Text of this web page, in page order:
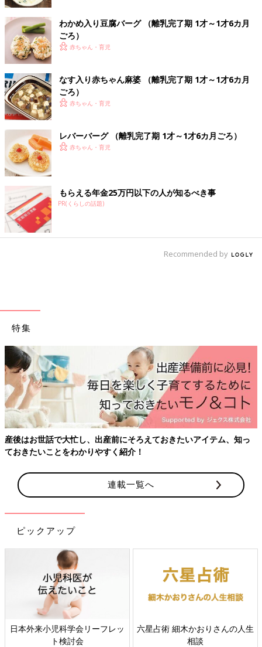
どビタミン類を含む食材を使った、体の調子を
え
方・レシピ 離乳食完了期1歳 ～1歳6ヶ月
などタンパク質を含む食材を使った、体をつく
（バンバンジー）
かつおの立田揚げ 作り方・レシピ 離乳
などタンパク質を含む食材を使った、体をつく
るタンパク質のレシピをご紹介。かつおの立田
離乳食完了期1歳 ～1歳6ヶ月・ぱくぱく期 の離乳食レシピをも
っとみる
初めてママ&パパのための365日の離乳食カレンダー (ベネッセ・
ムック たまひよブックス)
わかめ入り豆腐バーグ （離乳完了期 1才～1才6カ月
ごろ）
赤ちゃん・育児
なす入り赤ちゃん麻婆 （離乳完了期 1才～1才6カ月
ごろ）
赤ちゃん・育児
レバーバーグ （離乳完了期 1才～1才6カ月ごろ）
赤ちゃん・育児
もらえる年金25万円以下の人が知るべき事
PR(くらしの話題)
Recommended by
特集
産後はお世話で大忙し、出産前にそろえておきたいアイテム、知っ
ておきたいことをわかりやすく紹介！
連載一覧へ
ピックアップ
日本外来小児科学会リーフレッ
ト検討会
六星占術 細木かおりさんの人生
相談